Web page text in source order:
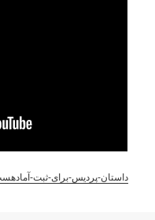
داستان-پردیس-برای-ثبت-